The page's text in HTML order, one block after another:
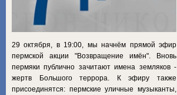
29 октября, в 19:00, мы начнём прямой эфир
пермской акции "Возвращение имён". Вновь
пермяки публично зачитают имена земляков -
жертв Большого террора. К эфиру также
присоединятся: пермские уличные музыканты,